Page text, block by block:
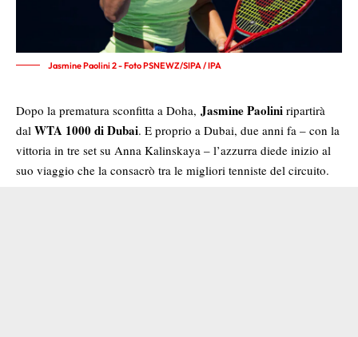
Jasmine Paolini 2 - Foto PSNEWZ/SIPA / IPA
Dopo la prematura sconfitta a Doha, Jasmine Paolini ripartirà
dal WTA 1000 di Dubai. E proprio a Dubai, due anni fa – con la
vittoria in tre set su Anna Kalinskaya – l’azzurra diede inizio al
suo viaggio che la consacrò tra le migliori tenniste del circuito.